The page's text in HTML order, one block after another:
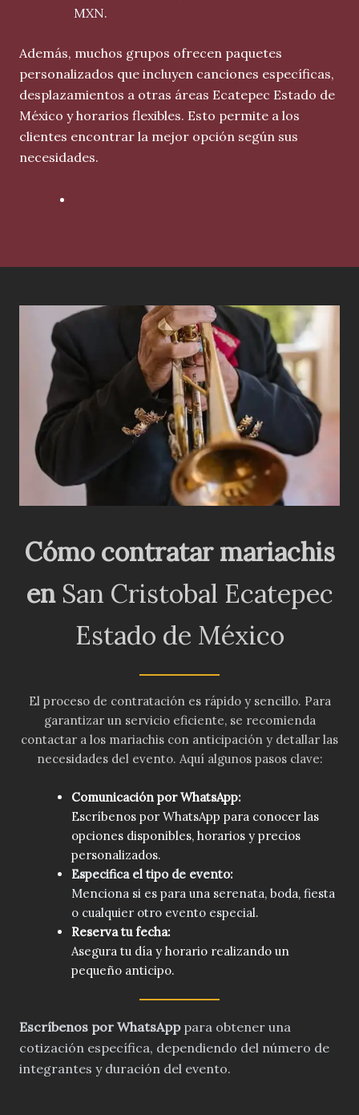
MXN.
Además, muchos grupos ofrecen paquetes
personalizados que incluyen canciones específicas,
desplazamientos a otras áreas Ecatepec Estado de
México y horarios flexibles. Esto permite a los
clientes encontrar la mejor opción según sus
necesidades.
Cómo contratar mariachis
en San Cristobal Ecatepec
Estado de México
El proceso de contratación es rápido y sencillo. Para
garantizar un servicio eficiente, se recomienda
contactar a los mariachis con anticipación y detallar las
necesidades del evento. Aquí algunos pasos clave:
Comunicación por WhatsApp:
Escríbenos por WhatsApp para conocer las
opciones disponibles, horarios y precios
personalizados.
Especifica el tipo de evento:
Menciona si es para una serenata, boda, fiesta
o cualquier otro evento especial.
Reserva tu fecha:
Asegura tu día y horario realizando un
pequeño anticipo.
Escríbenos por WhatsApppara obtener una
cotización específica, dependiendo del número de
integrantes y duración del evento.